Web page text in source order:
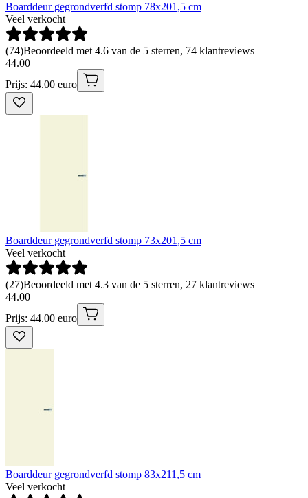
Boarddeur gegrondverfd stomp 78x201,5 cm
Veel verkocht
(74)Beoordeeld met 4.6 van de 5 sterren, 74 klantreviews
44.00
Prijs: 44.00 euro
Boarddeur gegrondverfd stomp 73x201,5 cm
Veel verkocht
(27)Beoordeeld met 4.3 van de 5 sterren, 27 klantreviews
44.00
Prijs: 44.00 euro
Boarddeur gegrondverfd stomp 83x211,5 cm
Veel verkocht